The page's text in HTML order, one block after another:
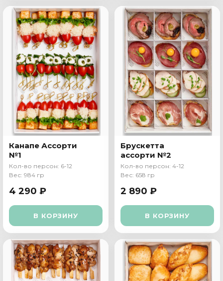
Канапе Ассорти
№1
Кол-во персон: 6-12
Вес: 984 гр
4 290 ₽
В КОРЗИНУ
Брускетта
ассорти №2
Кол-во персон: 4-12
Вес: 658 гр
2 890 ₽
В КОРЗИНУ